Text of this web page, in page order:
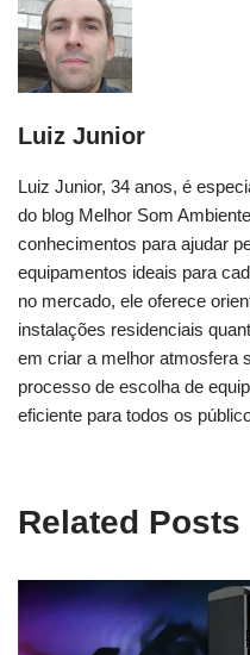
Luiz Junior
Luiz Junior, 34 anos, é
do blog Melhor Som
conhecimentos para ajudar
equipamentos ideais para
no mercado, ele oferece
instalações residenciais
em criar a melhor atmosfera
processo de escolha de
eficiente para todos os
Related Posts